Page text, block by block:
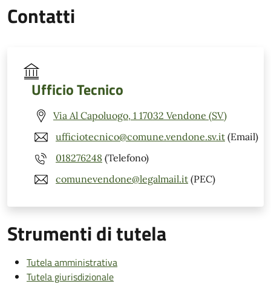
Contatti
Ufficio Tecnico
Via Al Capoluogo, 1 17032 Vendone (SV)
ufficiotecnico@comune.vendone.sv.it (Email)
018276248 (Telefono)
comunevendone@legalmail.it (PEC)
Strumenti di tutela
Tutela amministrativa
Tutela giurisdizionale